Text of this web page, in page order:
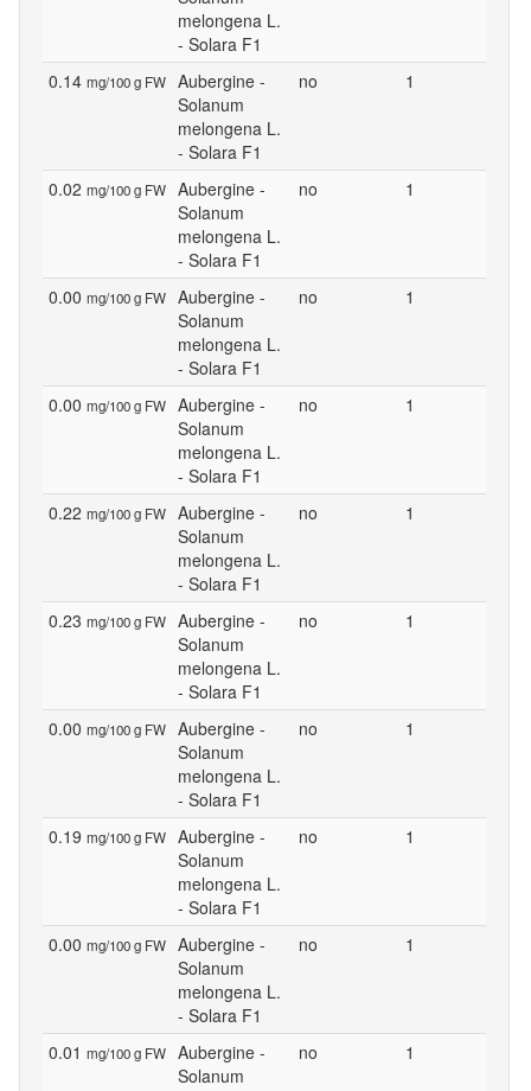
melongena L.
- Solara F1
0.14 mg/100 g FW
Aubergine -
Solanum
melongena L.
- Solara F1
no 1
0.02 mg/100 g FW
Aubergine -
Solanum
melongena L.
- Solara F1
no 1
0.00 mg/100 g FW
Aubergine -
Solanum
melongena L.
- Solara F1
no 1
0.00 mg/100 g FW
Aubergine -
Solanum
melongena L.
- Solara F1
no 1
0.22 mg/100 g FW
Aubergine -
Solanum
melongena L.
- Solara F1
no 1
0.23 mg/100 g FW
Aubergine -
Solanum
melongena L.
- Solara F1
no 1
0.00 mg/100 g FW
Aubergine -
Solanum
melongena L.
- Solara F1
no 1
0.19 mg/100 g FW
Aubergine -
Solanum
melongena L.
- Solara F1
no 1
0.00 mg/100 g FW
Aubergine -
Solanum
melongena L.
- Solara F1
no 1
0.01 mg/100 g FW
Aubergine -
Solanum
no 1